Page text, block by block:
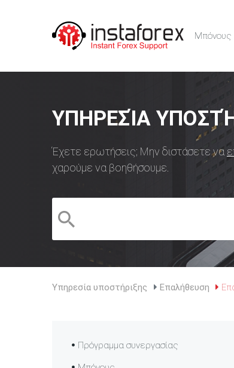
Μπόνους
ΥΠΗΡΕΣΊΑ
Έχετε ερωτήσεις; Μην διστάσετε να
χαρούμε να βοηθήσουμε.
Υπηρεσία υποστήριξης Επαλήθευση
Πρόγραμμα συνεργασίας